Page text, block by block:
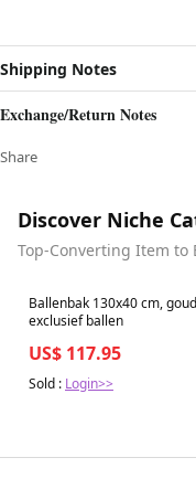
Shipping Notes
Exchange/Return Notes
Share
Discover Niche
Top-Converting Item to
Best in 7 days
Ballenbak 130x40 cm,
exclusief ballen
US$ 117.95
Sold : Login>>